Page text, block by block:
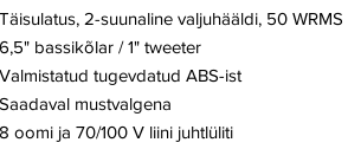
Täisulatus, 2-suunaline valjuhääldi, 50 WRMS
6,5" bassikõlar / 1" tweeter
Valmistatud tugevdatud ABS-ist
mustvalgena
8 oomi ja 70/100 V liini juhtlüliti